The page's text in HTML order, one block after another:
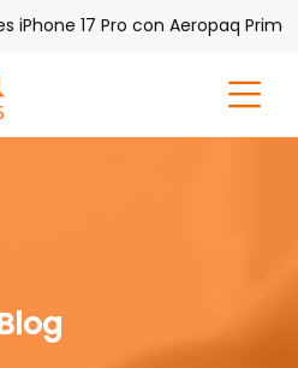
17 Pro con Aeropaq Prime